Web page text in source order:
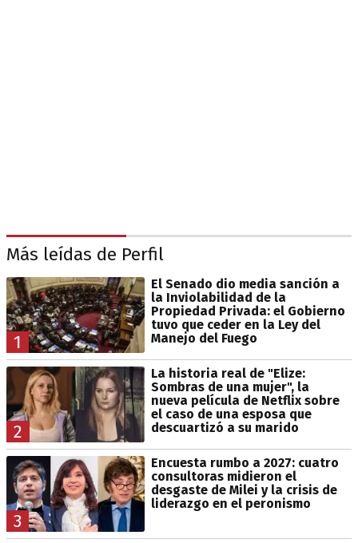
Más leídas de Perfil
1
El Senado dio media sanción a
la Inviolabilidad de la
Propiedad Privada: el Gobierno
tuvo que ceder en la Ley del
Manejo del Fuego
2
La historia real de "Elize:
Sombras de una mujer", la
nueva película de Netflix sobre
el caso de una esposa que
descuartizó a su marido
3
Encuesta rumbo a 2027: cuatro
consultoras midieron el
desgaste de Milei y la crisis de
liderazgo en el peronismo